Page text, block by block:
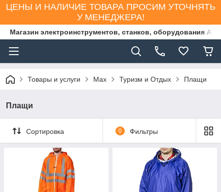
ЦЕНЫ И НАЛИЧИЕ ТОВАРА ПРОСИМ УТОЧНЯТЬ
У МЕНЕДЖЕРА!
Магазин электроинструментов, станков, оборудования
Товары и услуги Max Туризм и Отдых Плащи
Плащи
Сортировка 0 Фильтры